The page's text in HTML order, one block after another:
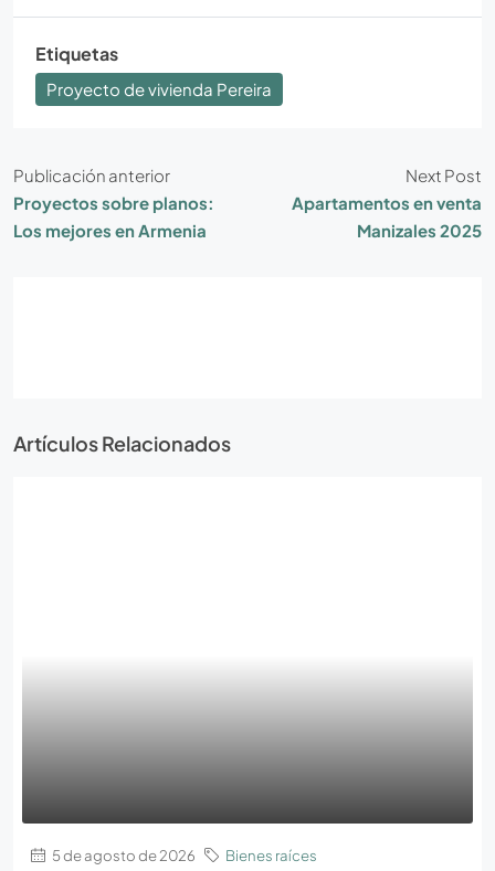
Etiquetas
Proyecto de vivienda Pereira
Publicación anterior
Proyectos sobre planos:
Los mejores en Armenia
Next Post
Apartamentos en venta
Manizales 2025
Artículos Relacionados
5 de agosto de 2026 Bienes raíces